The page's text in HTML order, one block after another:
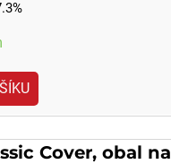
Cover, obal na